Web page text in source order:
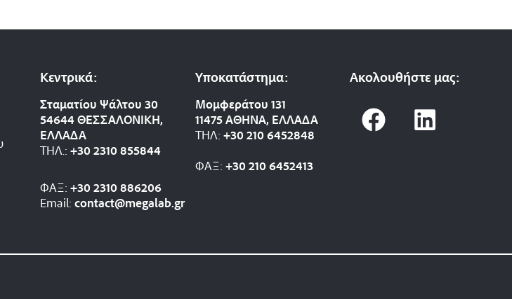
Κεντρικά:
Σταματίου Ψάλτου 30
54644 ΘΕΣΣΑΛΟΝΙΚΗ,
ΕΛΛΑΔΑ
ΤΗΛ.:+30 2310 855844
ΦΑΞ:+30 2310 886206
Email:contact@megalab.gr
Υποκατάστημα:
Μομφεράτου 131
11475 ΑΘΗΝΑ, ΕΛΛΑΔΑ
ΤΗΛ: +30 210 6452848
ΦΑΞ: +30 210 6452413
Ακολουθήστε μας:
F
a
o
L
i
i